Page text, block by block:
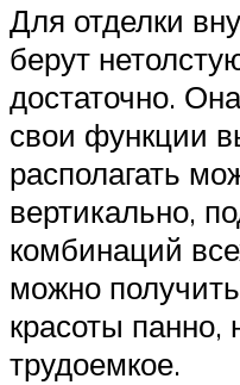
Для отделки
берут
достаточно.
свои функции
располагать
вертикально,
комбинаций
можно
красоты панно,
трудоемкое.